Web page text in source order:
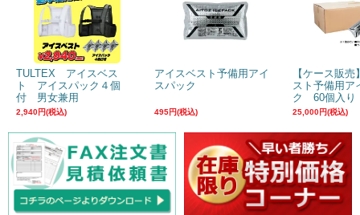
TULTEX アイスベス
ト アイスパック４個
付 男女兼用
2,940円(税込)
アイスベスト予備用アイ
スパック
495円(税込)
【ケース販
スト予備用ア
ク 60個入り
25,000円(税込)